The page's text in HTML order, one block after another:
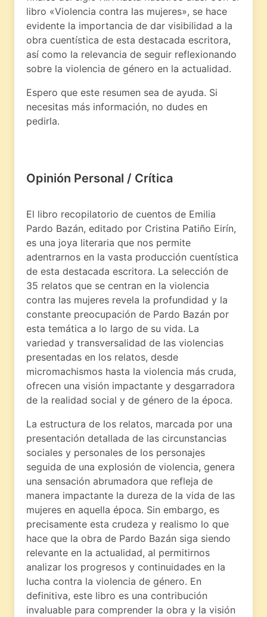
libro «Violencia contra las mujeres», se hace
evidente la importancia de dar visibilidad a la
obra cuentística de esta destacada escritora,
así como la relevancia de seguir reflexionando
sobre la violencia de género en la actualidad.
Espero que este resumen sea de ayuda. Si
necesitas más información, no dudes en
pedirla.
Opinión Personal / Crítica
El libro recopilatorio de cuentos de Emilia
Pardo Bazán, editado por Cristina Patiño Eirín,
es una joya literaria que nos permite
adentrarnos en la vasta producción cuentística
de esta destacada escritora. La selección de
35 relatos que se centran en la violencia
contra las mujeres revela la profundidad y la
constante preocupación de Pardo Bazán por
esta temática a lo largo de su vida. La
variedad y transversalidad de las violencias
presentadas en los relatos, desde
micromachismos hasta la violencia más cruda,
ofrecen una visión impactante y desgarradora
de la realidad social y de género de la época.
La estructura de los relatos, marcada por una
presentación detallada de las circunstancias
sociales y personales de los personajes
seguida de una explosión de violencia, genera
una sensación abrumadora que refleja de
manera impactante la dureza de la vida de las
mujeres en aquella época. Sin embargo, es
precisamente esta crudeza y realismo lo que
hace que la obra de Pardo Bazán siga siendo
relevante en la actualidad, al permitirnos
analizar los progresos y continuidades en la
lucha contra la violencia de género. En
definitiva, este libro es una contribución
invaluable para comprender la obra y la visión